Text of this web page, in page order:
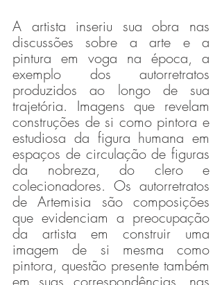
A artista inseriu sua obra nas
discussões sobre a arte e a
pintura em voga na época, a
exemplo dos autorretratos
produzidos ao longo de sua
trajetória. Imagens que revelam
construções de si como pintora e
estudiosa da figura humana em
espaços de circulação de figuras
da nobreza, do clero e
colecionadores. Os autorretratos
de Artemisia são composições
que evidenciam a preocupação
da artista em construir uma
imagem de si mesma como
pintora, questão presente também